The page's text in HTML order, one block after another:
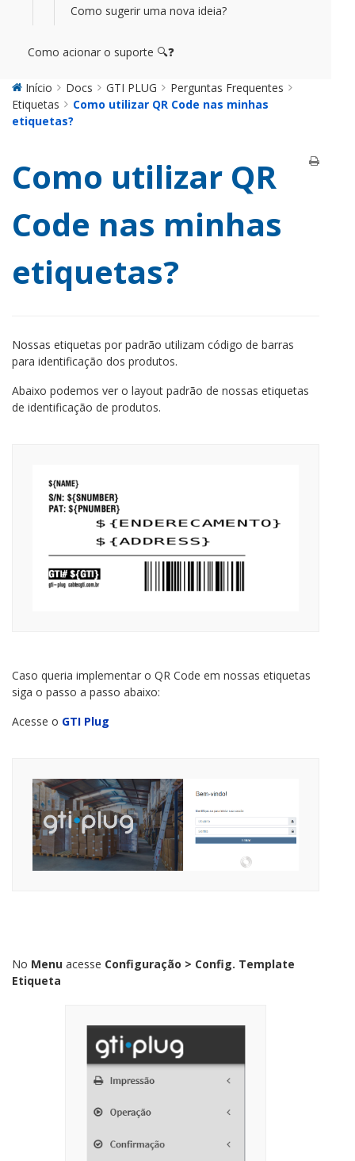
Como sugerir uma nova ideia?
Como acionar o suporte 🔍❓
Início Docs GTI PLUG
Perguntas Frequentes
Etiquetas
Como utilizar QR Code nas minhas
etiquetas?
Como utilizar QR
Code nas minhas
etiquetas?
Nossas etiquetas por padrão utilizam código de barras
para identificação dos produtos.
Abaixo podemos ver o layout padrão de nossas etiquetas
de identificação de produtos.
Caso queria implementar o QR Code em nossas etiquetas
siga o passo a passo abaixo:
Acesse o GTI Plug
No Menu acesse Configuração > Config. Template
Etiqueta